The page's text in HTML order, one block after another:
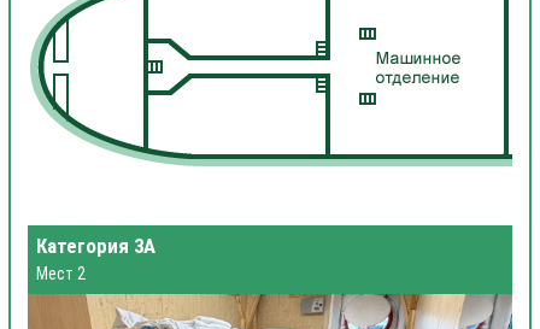
Категория 3А
Мест 2